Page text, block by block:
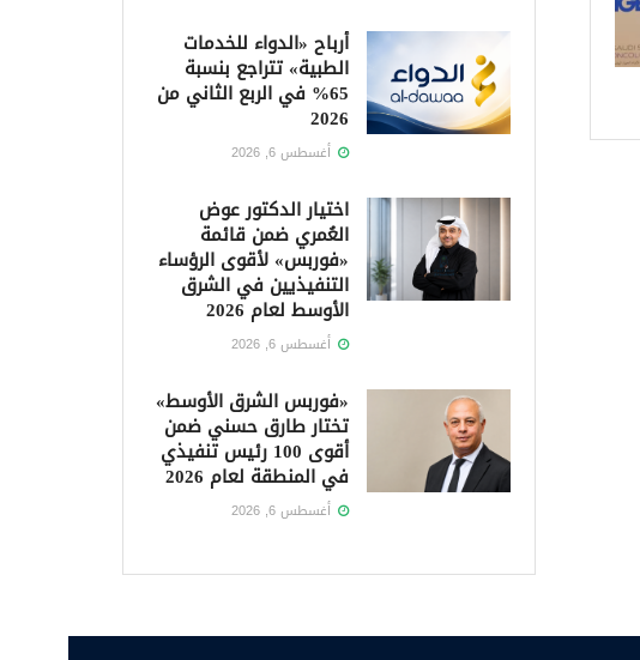
أرباح «الدواء للخدمات
الطبية» تتراجع بنسبة
65% في الربع الثاني من
2026
أغسطس 6, 2026
اختيار الدكتور عوض
العُمري ضمن قائمة
«فوربس» لأقوى الرؤساء
التنفيذيين في الشرق
الأوسط لعام 2026
أغسطس 6, 2026
«فوربس الشرق الأوسط»
تختار طارق حسني ضمن
أقوى 100 رئيس تنفيذي
في المنطقة لعام 2026
أغسطس 6, 2026